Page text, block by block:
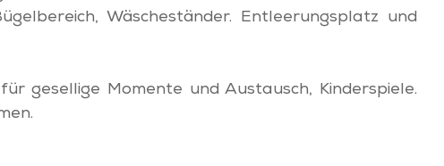
Wäscheständer. Entleerungsplatz und
gesellige Momente und Austausch, Kinderspiele.